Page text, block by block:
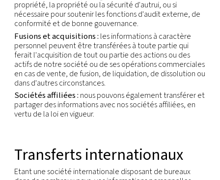
que nous puissions remplir nos obligations
et légales (les ventes, la comptabilité, la
affaires juridiques) ou aux fins de nos intérêts
marketing).
Tiers :nous pouvons faire appel à des tiers pour
exécuter des services et fonctions en notre nom.
pouvons mettre des données à caractère
disposition desdits tiers pour qu'ils effectuent ces
et fonctions. Tout traitement de ces informations
caractère personnel sera effectué
des données à caractère personnel à la
autorités publiques ou judiciaires, des forces de
des agences, conformément à ce qui est requis